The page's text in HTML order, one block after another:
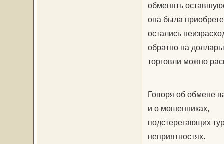
обменять
она была
остались
обратно на
торговли можно
Говоря об обмене
и о мошенниках,
подстерегающих
неприятностях.